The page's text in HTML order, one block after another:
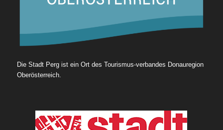
Die Stadt Perg ist ein Ort des Tourismus-verbandes Donauregion
Oberösterreich.